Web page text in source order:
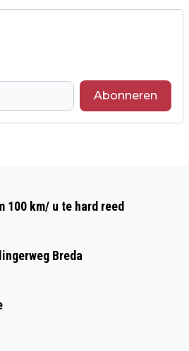
Abonneren
MEDEWERKER DIE
km/ u te hard reed
Breda